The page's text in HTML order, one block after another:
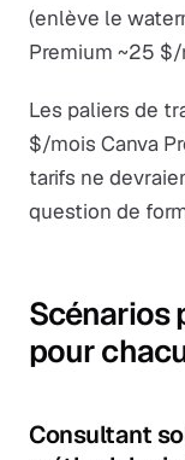
(enlève le
Premium ~25
Les paliers de
$/mois Canva
tarifs ne
question de
Scénarios
pour
Consultant